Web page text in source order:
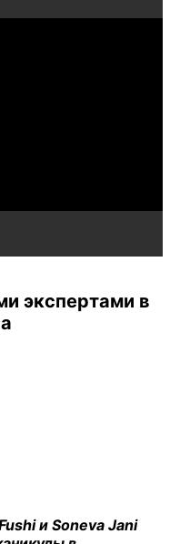
экспертами в
и Soneva Jani